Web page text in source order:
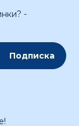
-
Подписка